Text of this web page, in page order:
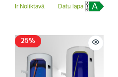
Ir Noliktavā Datu lapa A
25%